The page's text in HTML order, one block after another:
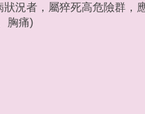
況者，屬猝死高危險群，
胸痛)